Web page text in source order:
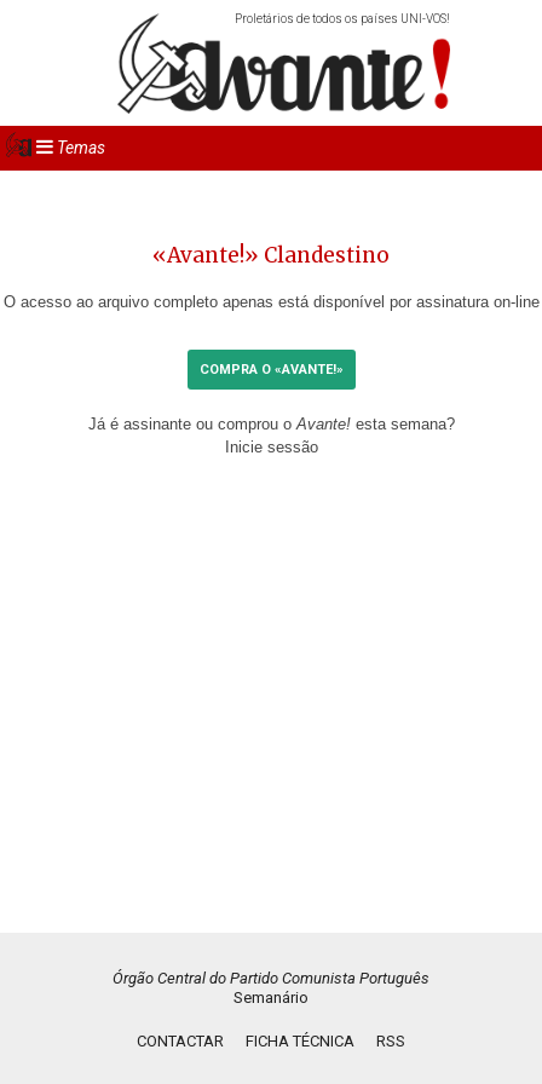
Proletários de todos os países UNI-VOS!
Temas
«Avante!» Clandestino
O acesso ao arquivo completo apenas está disponível por assinatura on-line
COMPRA O «AVANTE!»
Já é assinante ou comprou oAvante!esta semana?
Inicie sessão
Órgão Central do Partido Comunista Português
Semanário
CONTACTAR FICHA TÉCNICA RSS